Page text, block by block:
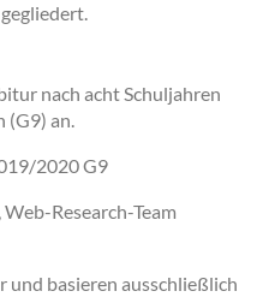
nach acht Schuljahren
(G9) an.
2020 G9
Research-Team
und basieren ausschließlich